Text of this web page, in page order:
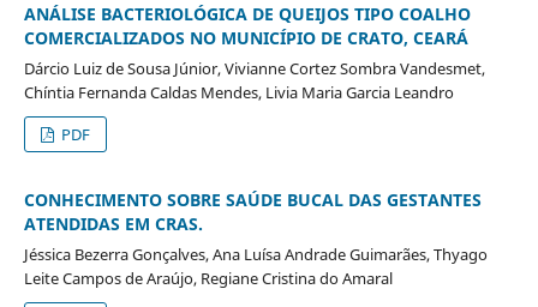
ANÁLISE BACTERIOLÓGICA DE QUEIJOS TIPO COALHO
COMERCIALIZADOS NO MUNICÍPIO DE CRATO, CEARÁ
Dárcio Luiz de Sousa Júnior, Vivianne Cortez Sombra Vandesmet,
Chíntia Fernanda Caldas Mendes, Livia Maria Garcia Leandro
PDF
CONHECIMENTO SOBRE SAÚDE BUCAL DAS GESTANTES
ATENDIDAS EM CRAS.
Jéssica Bezerra Gonçalves, Ana Luísa Andrade Guimarães, Thyago
Leite Campos de Araújo, Regiane Cristina do Amaral